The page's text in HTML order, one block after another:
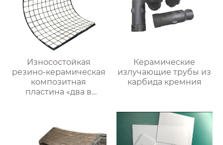
Износостойкая
резино-керамическая
композитная
пластина «два в
Керамические
излучающие трубы из
карбида кремния